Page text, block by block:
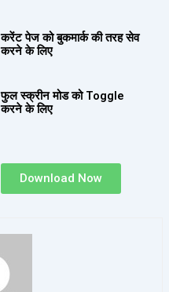
करेंट पेज को बुकमार्क की तरह सेव
करने के लिए
फुल स्क्रीन मोड को Toggle
करने के लिए
Download Now